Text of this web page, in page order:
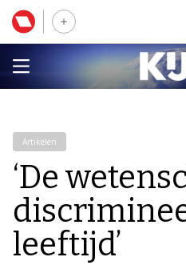
Artikelen
‘De
leeftijd’